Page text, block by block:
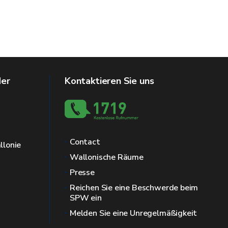
Kontaktieren Sie uns
Contact
Wallonische Räume
Presse
Reichen Sie eine Beschwerde beim
SPW ein
Melden Sie eine Unregelmäßigkeit